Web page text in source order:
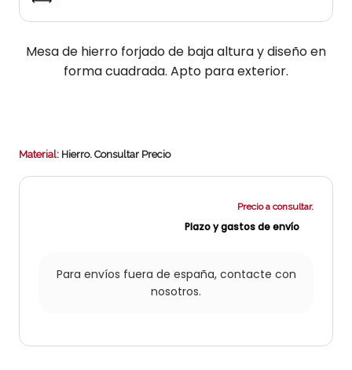
Mesa de hierro forjado de baja altura y diseño en
forma cuadrada. Apto para exterior.
Material: Hierro.Consultar Precio
Precio a consultar.
Plazo y gastos de envío
Para envíos fuera de españa, contacte con
nosotros.